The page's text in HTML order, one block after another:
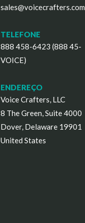
sales@voicecrafters.com
TELEFONE
888 458-6423 (888 45-
VOICE)
ENDEREÇO
Voice Crafters, LLC
8 The Green, Suite 4000
Dover, Delaware 19901
United States